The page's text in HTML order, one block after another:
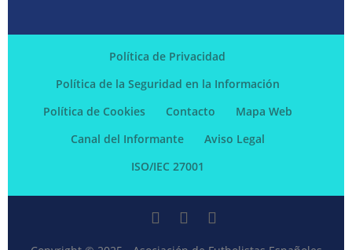
Política de Privacidad
Política de la Seguridad en la Información
Política de Cookies
Contacto
Mapa Web
Canal del Informante
Aviso Legal
ISO/IEC 27001